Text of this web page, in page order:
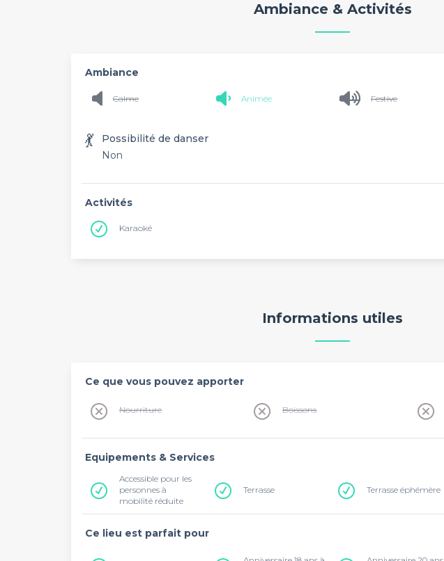
Ambiance & Activités
Ambiance
Calme Animée Festive
💃
Possibilité de danser
Non
Activités
Karaoké
Informations utiles
Ce que vous pouvez apporter
Nourriture Boissons
Equipements & Services
Accessible pour les
personnes à
mobilité réduite
Terrasse Terrasse éphémère
Ce lieu est parfait pour